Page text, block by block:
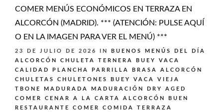
COMER MENÚS ECONÓMICOS EN TERRAZA EN
ALCORCÓN (MADRID). *** (ATENCIÓN: PULSE AQUÍ
O EN LA IMAGEN PARA VER EL MENÚ) ***
23 DE JULIO DE 2026 IN
BUENOS MENÚS DEL DÍA
ALCORCÓN
CHULETA TERNERA BUEY VACA
CALIDAD PLANCHA PARRILLA BRASA ALCORCÓN
CHULETAS CHULETONES BUEY VACA VIEJA
TBONE MADURADA MADURACIÓN DRY AGED
COMER CENAR A LA CARTA ALCORCÓN BUEN
RESTAURANTE
COMER COMIDA TERRAZA